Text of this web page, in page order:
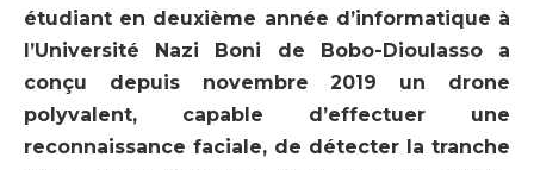
étudiant en deuxième année d’informatique à
l’Université Nazi Boni de Bobo-Dioulasso a
conçu depuis novembre 2019 un drone
polyvalent, capable d’effectuer une
reconnaissance faciale, de détecter la tranche